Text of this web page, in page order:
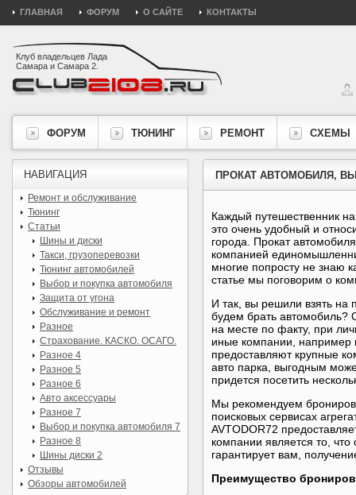
ГЛАВНАЯ ФОРУМ О САЙТЕ КОНТАКТЫ
Клуб владельцев Лада
Самара и Самара 2.
ФОРУМ ТЮНИНГ РЕМОНТ СХЕМЫ
ПРОКАТ АВТОМОБИЛЯ,
Каждый путешественник
это очень удобный и
города. Прокат
компанией
многие попросту не знаю
статье мы поговорим о
И так, вы решили взять на
будем брать автомобиль?
на месте по факту, при
иные компании, например
предоставляют крупные
авто парка, выгодным
придется посетить
Мы рекомендуем
поисковых сервисах
AVTODOR72
компании является то,
гарантирует вам,
Преимущество
НАВИГАЦИЯ
Ремонт и обслуживание
Тюнинг
Статьи
Шины и диски
Такси, грузоперевозки
Тюнинг автомобилей
Выбор и покупка автомобиля
Защита от угона
Обслуживание и ремонт
Разное
Страхование. КАСКО. ОСАГО.
Разное 4
Разное 5
Разное 6
Авто аксессуары
Разное 7
Выбор и покупка автомобиля 7
Разное 8
Шины диски 2
Отзывы
Обзоры автомобилей